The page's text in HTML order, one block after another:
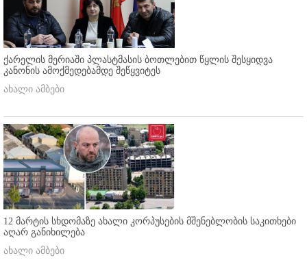
ქარელის მერიაში პლასტმასის ბოთლებით წყლის შესყიდვა
კანონის ამოქმედებამდე შეწყვიტეს
ახალი ამბები
12 მარტის სხდომაზე ახალი კორპუსების მშენებლობის საკითხები
აღარ განიხილება
ახალი ამბები